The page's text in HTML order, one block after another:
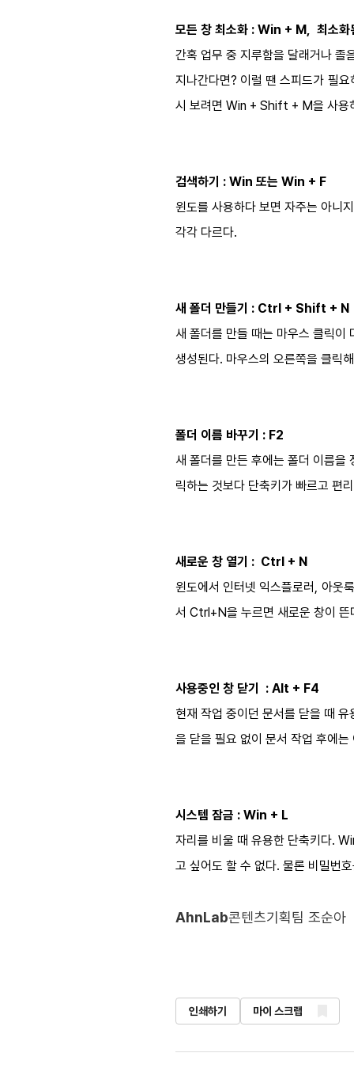
모든 창 최소화 : Win + M, 최소
간혹 업무 중 지루함을 달래거나 졸
지나간다면? 이럴 땐 스피드가 필
시 보려면 Win + Shift + M을 사용
검색하기 : Win 또는 Win + F
윈도를 사용하다 보면 자주는 아니
각각 다르다.
새 폴더 만들기 : Ctrl + Shift + N
새 폴더를 만들 때는 마우스 클릭
생성된다. 마우스의 오른쪽을 클릭
폴더 이름 바꾸기 : F2
새 폴더를 만든 후에는 폴더 이름을
릭하는 것보다 단축키가 빠르고 편
새로운 창 열기 : Ctrl + N
윈도에서 인터넷 익스플로러, 아웃
서 Ctrl+N을 누르면 새로운 창이
사용중인 창 닫기 : Alt + F4
현재 작업 중이던 문서를 닫을 때
을 닫을 필요 없이 문서 작업 후에
시스템 잠금 : Win + L
자리를 비울 때 유용한 단축키다.
고 싶어도 할 수 없다. 물론 비밀번
AhnLab콘텐츠기획팀 조순아
인쇄하기 마이 스크랩